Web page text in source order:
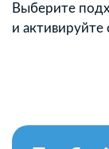
Выберите
и активируйте